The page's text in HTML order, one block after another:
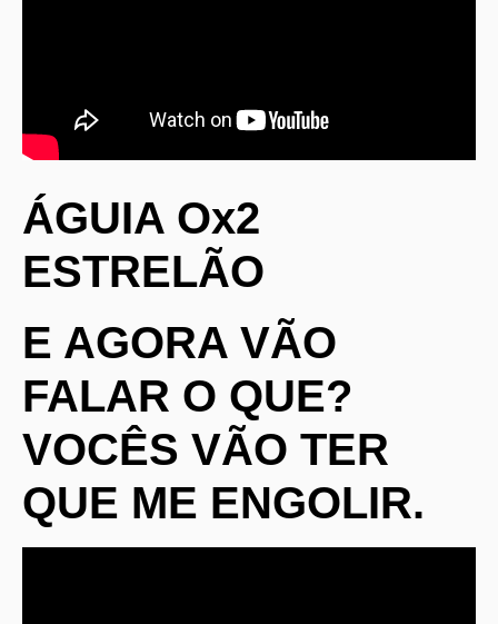
ÁGUIA Ox2
ESTRELÃO
E AGORA VÃO
FALAR O QUE?
VOCÊS VÃO TER
QUE ME ENGOLIR.